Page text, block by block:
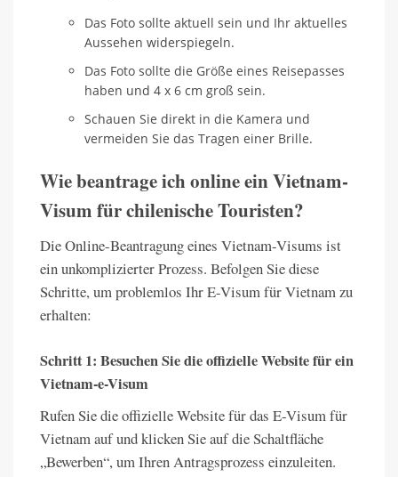
Das Foto sollte aktuell sein und Ihr aktuelles
Aussehen widerspiegeln.
Das Foto sollte die Größe eines Reisepasses
haben und 4 x 6 cm groß sein.
Schauen Sie direkt in die Kamera und
vermeiden Sie das Tragen einer Brille.
Wie beantrage ich online ein Vietnam-
Visum für chilenische Touristen?
Die Online-Beantragung eines Vietnam-Visums ist
ein unkomplizierter Prozess. Befolgen Sie diese
Schritte, um problemlos Ihr E-Visum für Vietnam zu
erhalten:
Schritt 1: Besuchen Sie die offizielle Website für ein
Vietnam-e-Visum
Rufen Sie die offizielle Website für das E-Visum für
Vietnam auf und klicken Sie auf die Schaltfläche
„Bewerben“, um Ihren Antragsprozess einzuleiten.